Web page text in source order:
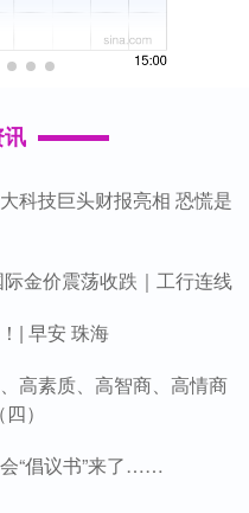
科技巨头财报亮相 恐慌是
金价震荡收跌｜工行连线
| 早安 珠海
高素质、高智商、高情商
）
“倡议书”来了……